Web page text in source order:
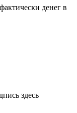
денег в
здесь